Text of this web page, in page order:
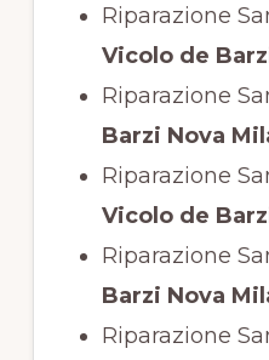
Riparazione
Vicolo de
Riparazione
Barzi Nova
Riparazione
Vicolo de
Riparazione
Barzi Nova
Riparazione